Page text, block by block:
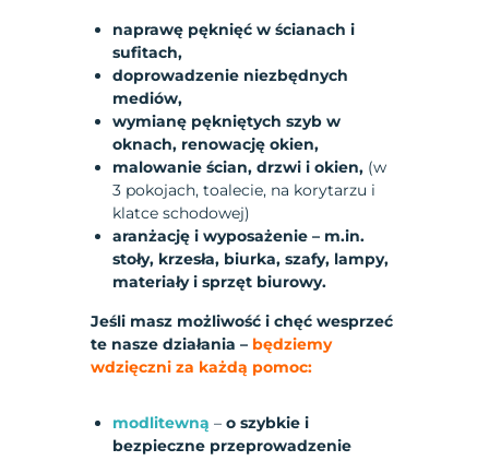
naprawę pęknięć w ścianach i
sufitach,
doprowadzenie niezbędnych
mediów,
wymianę pękniętych szyb w
oknach, renowację okien,
malowanie ścian, drzwi i okien, (w
3 pokojach, toalecie, na korytarzu i
klatce schodowej)
aranżację i wyposażenie – m.in.
stoły, krzesła, biurka, szafy, lampy,
materiały i sprzęt biurowy.
Jeśli masz możliwość i chęć wesprzeć
te nasze działania – będziemy
wdzięczni za każdą pomoc:
modlitewną –o szybkie i
bezpieczne przeprowadzenie